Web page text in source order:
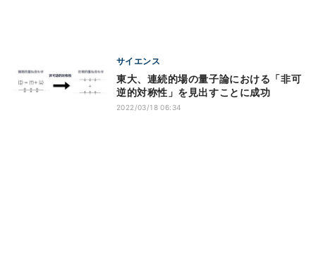
サイエンス
東大、連続的場の量子論における「非可
逆的対称性」を見出すことに成功
2022/03/18 06:34